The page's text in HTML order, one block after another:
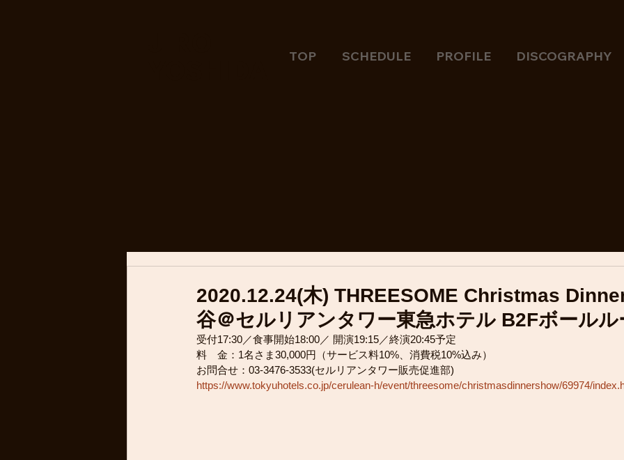
TOP SCHEDULE PROFILE DISCOGRAPHY
2020.12.24(木) THREESOME Christmas
谷＠セルリアンタワー東急ホテル B2Fボールル
受付17:30／食事開始18:00／ 開演19:15／終演20:45予定
料　金：1名さま30,000円（サービス料10%、消費税10%込み）
お問合せ：03-3476-3533(セルリアンタワー販売促進部)
https://www.tokyuhotels.co.jp/cerulean-h/event/threesome/christmasdinnershow/69974/